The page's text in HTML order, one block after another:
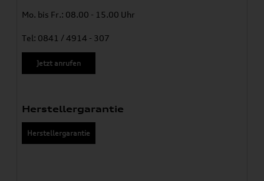
Mo. bis Fr.: 08.00 - 15.00 Uhr
Tel: 0841 / 4914 - 307
Jetzt anrufen
Herstellergarantie
Herstellergarantie